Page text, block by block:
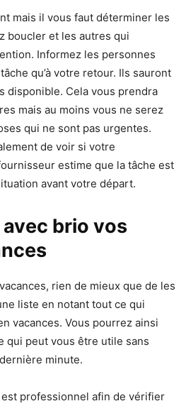
mais il vous faut déterminer les
boucler et les autres qui
Informez les personnes
qu’à votre retour. Ils sauront
disponible. Cela vous prendra
mais au moins vous ne serez
qui ne sont pas urgentes.
de voir si votre
estime que la tâche est
avant votre départ.
brio vos
rien de mieux que de les
liste en notant tout ce qui
vacances. Vous pourrez ainsi
qui peut vous être utile sans
minute.
professionnel afin de vérifier